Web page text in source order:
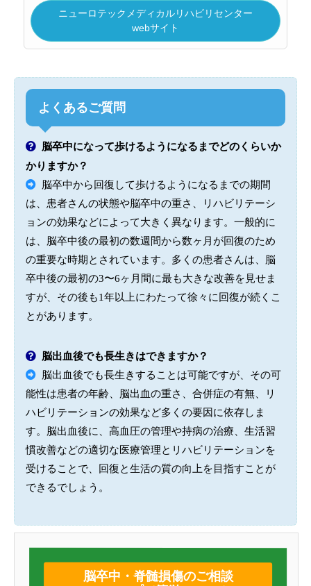
ニューロテックメディカルリハビリセンター
webサイト
よくあるご質問
脳卒中になって歩けるようになるまでどのくらいか
かりますか？
脳卒中から回復して歩けるようになるまでの期間
は、患者さんの状態や脳卒中の重さ、リハビリテーシ
ョンの効果などによって大きく異なります。一般的に
は、脳卒中後の最初の数週間から数ヶ月が回復のため
の重要な時期とされています。多くの患者さんは、脳
卒中後の最初の3〜6ヶ月間に最も大きな改善を見せま
すが、その後も1年以上にわたって徐々に回復が続くこ
とがあります。
脳出血後でも長生きはできますか？
脳出血後でも長生きすることは可能ですが、その可
能性は患者の年齢、脳出血の重さ、合併症の有無、リ
ハビリテーションの効果など多くの要因に依存しま
す。脳出血後に、高血圧の管理や持病の治療、生活習
慣改善などの適切な医療管理とリハビリテーションを
受けることで、回復と生活の質の向上を目指すことが
できるでしょう。
脳卒中・脊髄損傷のご相談